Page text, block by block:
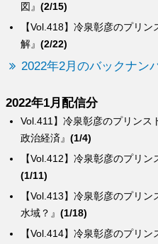
【Vol.418】冷泉彰彦のプリ
解』(2/22)
図』(2/15)
2022年2月のバックナン
2022年1月配信分
【Vol.414】冷泉彰彦のプリ
【Vol.413】冷泉彰彦のプリ
水域？』(1/18)
【Vol.412】冷泉彰彦のプリ
(1/11)
Vol.411】冷泉彰彦のプリンス
政治経済』(1/4)